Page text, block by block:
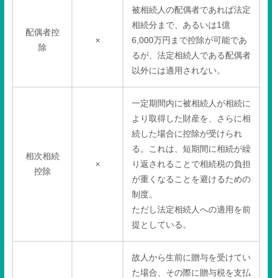
配偶者控
除
×
被相続人の配偶者であれば法定
相続分まで、あるいは1億
6,000万円まで控除が可能であ
るが、法定相続人である配偶者
以外には適用されない。
相次相続
控除
×
一定期間内に被相続人が相続に
より取得した財産を、さらに相
続した場合に控除が受けられ
る。これは、短期間に相続が繰
り返されることで相続税の負担
が重くなることを避けるための
制度。
ただし法定相続人への適用を前
提としている。
故人から生前に贈与を受けてい
た場合、その際に贈与税を支払